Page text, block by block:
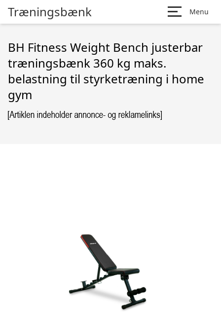
Træningsbænk Menu
BH Fitness Weight Bench justerbar
træningsbænk 360 kg maks.
belastning til styrketræning i home
gym